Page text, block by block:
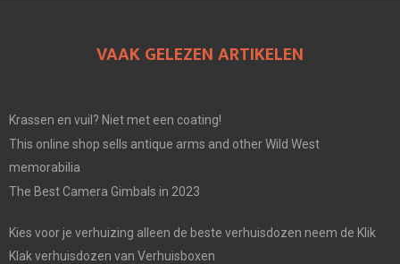
VAAK GELEZEN ARTIKELEN
Krassen en vuil? Niet met een coating!
This online shop sells antique arms and other Wild West
memorabilia
The Best Camera Gimbals in 2023
Kies voor je verhuizing alleen de beste verhuisdozen neem de Klik
Klak verhuisdozen van Verhuisboxen